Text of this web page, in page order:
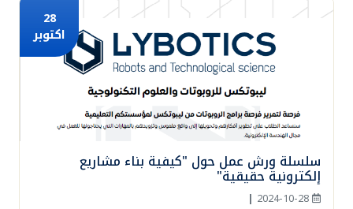
28
اكتوبر
سلسلة ورش عمل حول "كيفية بناء مشاريع
إلكترونية حقيقية"
2024-10-28
|